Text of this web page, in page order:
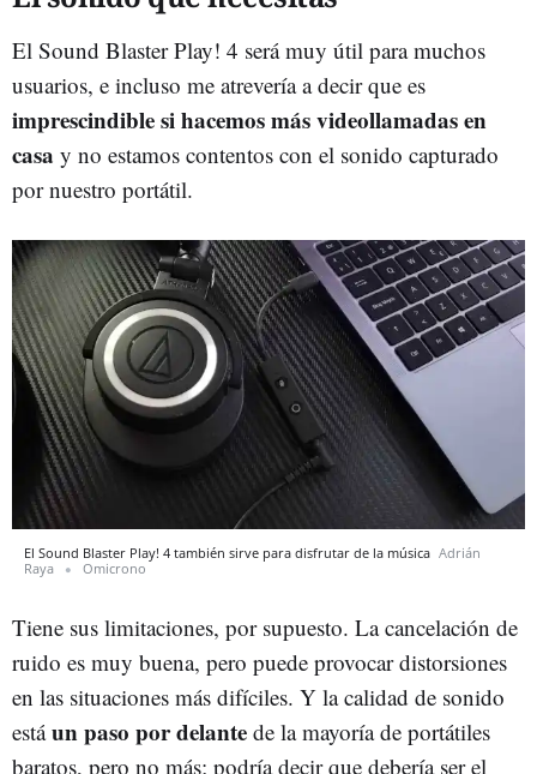
El Sound Blaster Play! 4 será muy útil para muchos
usuarios, e incluso me atrevería a decir que es
imprescindible si hacemos más videollamadas en
casa y no estamos contentos con el sonido capturado
por nuestro portátil.
El Sound Blaster Play! 4 también sirve para disfrutar de la música Adrián
Raya
Omicrono
Tiene sus limitaciones, por supuesto. La cancelación de
ruido es muy buena, pero puede provocar distorsiones
en las situaciones más difíciles. Y la calidad de sonido
estáun paso por delante de la mayoría de portátiles
baratos, pero no más; podría decir que debería ser el